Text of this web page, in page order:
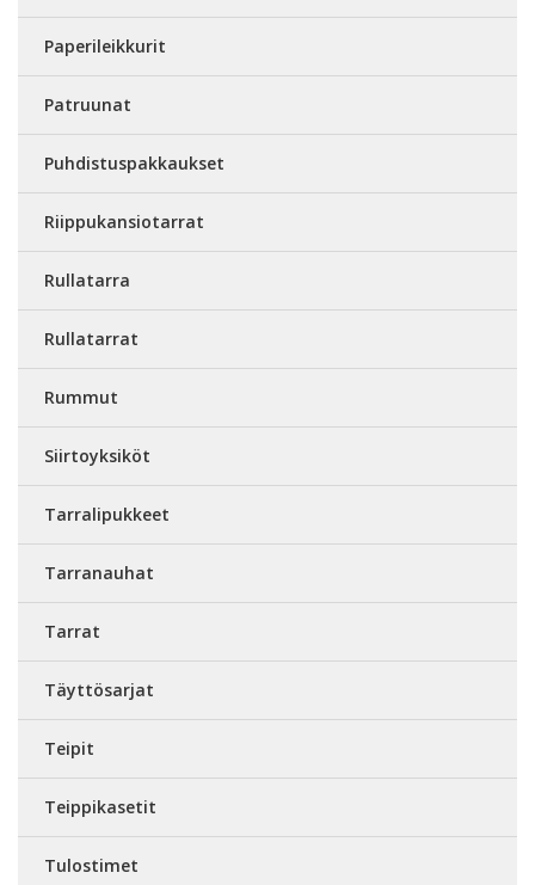
Paperileikkurit
Patruunat
Puhdistuspakkaukset
Riippukansiotarrat
Rullatarra
Rullatarrat
Rummut
Siirtoyksiköt
Tarralipukkeet
Tarranauhat
Tarrat
Täyttösarjat
Teipit
Teippikasetit
Tulostimet